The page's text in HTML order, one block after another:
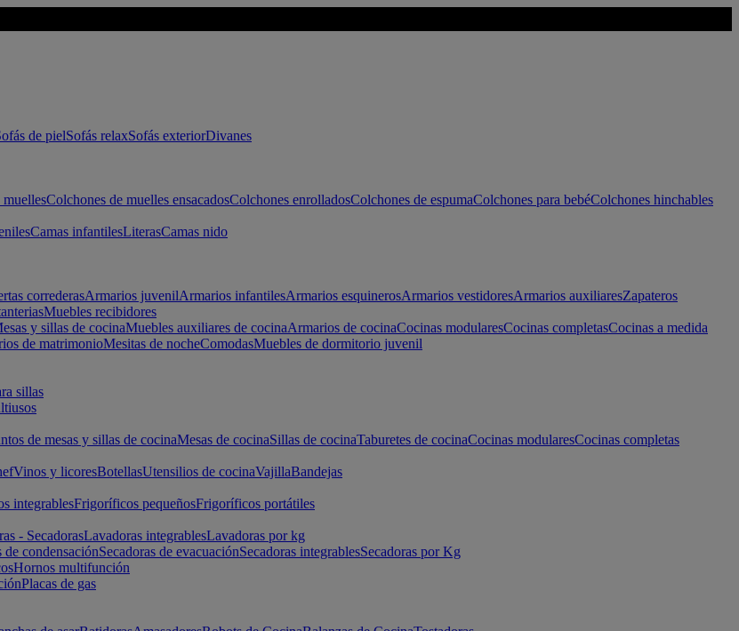
de pielSofás relaxSofás exteriorDivanes
muellesColchones de muelles ensacadosColchones enrolladosColchones de espumaColchones para bebéColchones hinchables
Camas infantilesLiterasCamas nido
correderasArmarios juvenilArmarios infantilesArmarios esquinerosArmarios vestidoresArmarios auxiliaresZapateros
Muebles recibidores
y sillas de cocinaMuebles auxiliares de cocinaArmarios de cocinaCocinas modularesCocinas completasCocinas a medida
de matrimonioMesitas de nocheComodasMuebles de dormitorio juvenil
sillas
de mesas y sillas de cocinaMesas de cocinaSillas de cocinaTaburetes de cocinaCocinas modularesCocinas completas
Vinos y licoresBotellasUtensilios de cocinaVajillaBandejas
integrablesFrigoríficos pequeñosFrigoríficos portátiles
- SecadorasLavadoras integrablesLavadoras por kg
de condensaciónSecadoras de evacuaciónSecadoras integrablesSecadoras por Kg
Hornos multifunción
Placas de gas